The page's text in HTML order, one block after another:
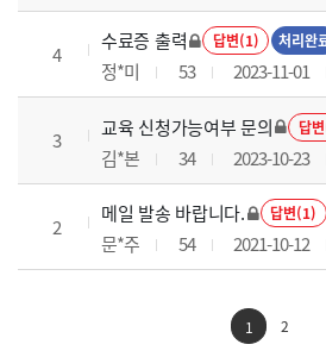
4
수료증 출력 답변(1) 처리완
정*미 53 2023-11-01
3
교육 신청가능여부 문의 답
김*본 34 2023-10-23
2
메일 발송 바랍니다. 답변(1)
문*주 54 2021-10-12
1 2